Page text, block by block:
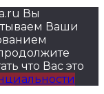
Вы
Ваши
что Вас это